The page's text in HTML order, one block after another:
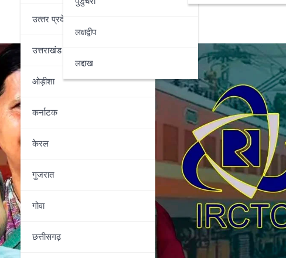
उत्‍तर प्रदेश
उत्तराखंड
ओड़ीशा
कर्नाटक
केरल
गुजरात
गोवा
छत्तीसगढ़
लक्षद्वीप
लद्दाख